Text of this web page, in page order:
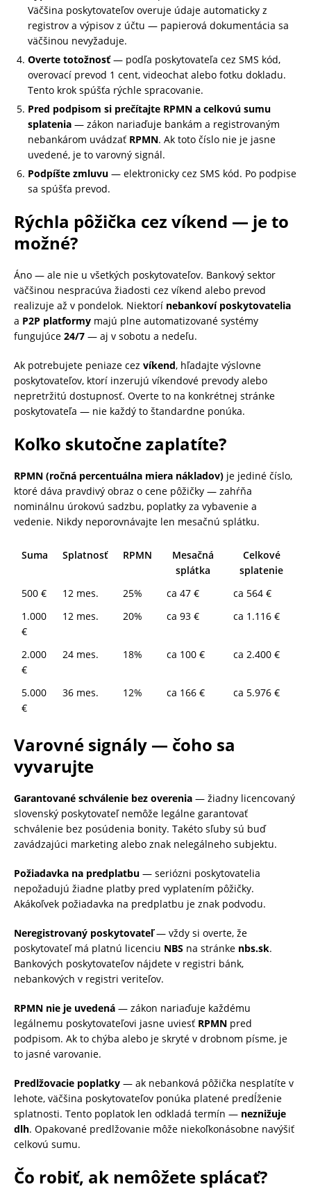
Väčšina poskytovateľov overuje údaje automaticky z
registrov a výpisov z účtu — papierová dokumentácia sa
väčšinou nevyžaduje.
Overte totožnosť— podľa poskytovateľa cez SMS kód,
overovací prevod 1 cent, videochat alebo fotku dokladu.
Tento krok spúšťa rýchle spracovanie.
Pred podpisom si prečítajte RPMN a celkovú sumu
splatenia — zákon nariaďuje bankám a registrovaným
nebankárom uvádzať RPMN. Ak toto číslo nie je jasne
uvedené, je to varovný signál.
Podpíšte zmluvu — elektronicky cez SMS kód. Po podpise
sa spúšťa prevod.
Rýchla pôžička cez víkend — je to
možné?
Áno — ale nie u všetkých poskytovateľov. Bankový sektor
väčšinou nespracúva žiadosti cez víkend alebo prevod
realizuje až v pondelok. Niektorí nebankoví poskytovatelia
a P2P platformy majú plne automatizované systémy
fungujúce 24/7 — aj v sobotu a nedeľu.
Ak potrebujete peniaze cez víkend, hľadajte výslovne
poskytovateľov, ktorí inzerujú víkendové prevody alebo
nepretržitú dostupnosť. Overte to na konkrétnej stránke
poskytovateľa — nie každý to štandardne ponúka.
Koľko skutočne zaplatíte?
RPMN (ročná percentuálna miera nákladov) je jediné číslo,
ktoré dáva pravdivý obraz o cene pôžičky — zahŕňa
nominálnu úrokovú sadzbu, poplatky za vybavenie a
vedenie. Nikdy neporovnávajte len mesačnú splátku.
Suma Splatnosť RPMN
Mesačná
splátka
Celkové
splatenie
500 €
12 mes. 25% ca 47 €
ca 564 €
1.000
€
12 mes. 20% ca 93 € ca 1.116 €
2.000
€
24 mes. 18% ca 100 € ca 2.400 €
5.000
€
36 mes. 12% ca 166 € ca 5.976 €
Varovné signály — čoho sa
vyvarujte
Garantované schválenie bez overenia — žiadny licencovaný
slovenský poskytovateľ nemôže legálne garantovať
schválenie bez posúdenia bonity. Takéto sľuby sú buď
zavádzajúci marketing alebo znak nelegálneho subjektu.
Požiadavka na predplatbu — seriózni poskytovatelia
nepožadujú žiadne platby pred vyplatením pôžičky.
Akákoľvek požiadavka na predplatbu je znak podvodu.
Neregistrovaný poskytovateľ— vždy si overte, že
poskytovateľ má platnú licenciu NBS na stránke nbs.sk.
Bankových poskytovateľov nájdete v registri bánk,
nebankových v registri veriteľov.
RPMN nie je uvedená — zákon nariaďuje každému
legálnemu poskytovateľovi jasne uviesť RPMN pred
podpisom. Ak to chýba alebo je skryté v drobnom písme, je
to jasné varovanie.
Predlžovacie poplatky — ak nebanková pôžička nesplatíte v
lehote, väčšina poskytovateľov ponúka platené predĺženie
splatnosti. Tento poplatok len odkladá termín — neznižuje
dlh. Opakované predlžovanie môže niekoľkonásobne navýšiť
celkovú sumu.
Čo robiť, ak nemôžete splácať?